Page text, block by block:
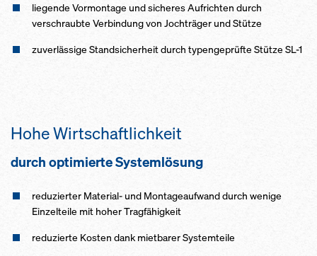
liegende Vormontage und sicheres Aufrichten durch
verschraubte Verbindung von Jochträger und Stütze
zuverlässige Standsicherheit durch typengeprüfte Stütze SL-1
Hohe Wirtschaftlichkeit
durch optimierte Systemlösung
reduzierter Material- und Montageaufwand durch wenige
Einzelteile mit hoher Tragfähigkeit
reduzierte Kosten dank mietbarer Systemteile